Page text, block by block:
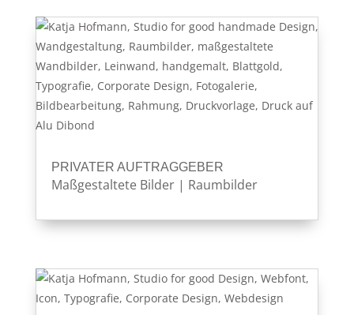
PRIVATER AUFTRAGGEBER
Maßgestaltete Bilder| Raumbilder